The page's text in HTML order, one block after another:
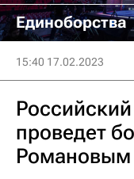
Единоборства
15:40 17.02.2023
проведет
Романовым